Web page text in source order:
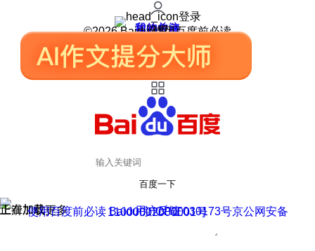
登录
我的关注
我的收藏
皮肤中心
用户反馈
设置
©2026 Baidu 使用百度前必读
百度一下
正在加载
上滑加载更多 用户反馈
使用百度前必读 Baidu 京ICP证030173号
京公网安备11000002000001号